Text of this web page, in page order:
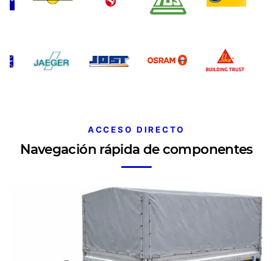
ACCESO DIRECTO
Navegación rápida de componentes